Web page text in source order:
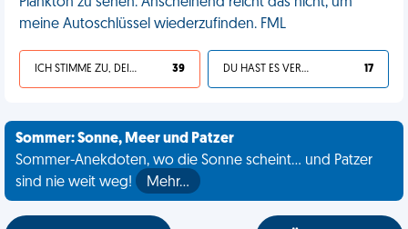
meine Autoschlüssel wiederzufinden. FML
ICH STIMME ZU, DEIN LEBEN IST SCHEISSE 39 DU HAST ES VERDIENT 17
Sommer: Sonne, Meer und Patzer
Sommer-Anekdoten, wo die Sonne scheint... und Patzer
sind nie weit weg!
Mehr…